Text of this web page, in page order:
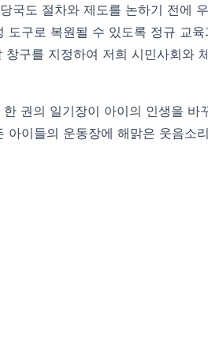
국도 절차와 제도를 논하기 전에
구로 복원될 수 있도록 정규 교육
창구를 지정하여 저희 시민사회와
권의 일기장이 아이의 인생을 바
이들의 운동장에 해맑은 웃음소